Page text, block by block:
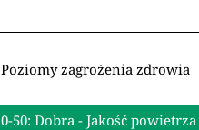
Poziomy zagrożenia zdrowia
0-50: Dobra - Jakość